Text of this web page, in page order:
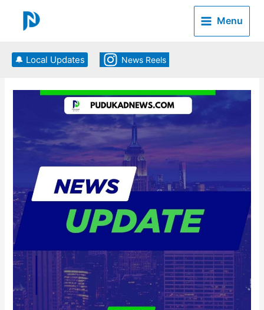
content
Menu
🔔 Local Updates News Reels